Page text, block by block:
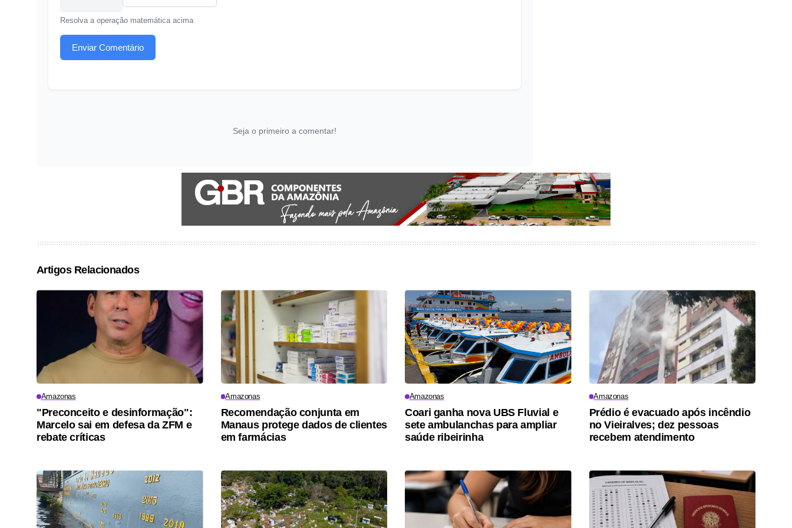
Resolva a operação matemática acima
Enviar Comentário
Seja o primeiro a comentar!
Artigos Relacionados
Amazonas
"Preconceito e desinformação":
Marcelo sai em defesa da ZFM e
rebate críticas
Amazonas
Recomendação conjunta em
Manaus protege dados de clientes
em farmácias
Amazonas
Coari ganha nova UBS Fluvial e
sete ambulanchas para ampliar
saúde ribeirinha
Amazonas
Prédio é evacuado após incêndio
no Vieiralves; dez pessoas
recebem atendimento